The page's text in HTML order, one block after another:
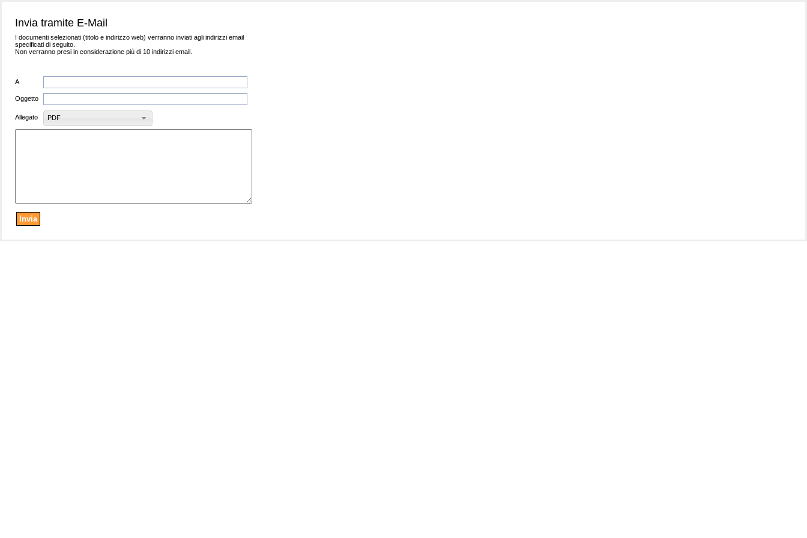
Invia tramite E-Mail
I documenti selezionati (titolo e indirizzo web) verranno inviati agli indirizzi email
specificati di seguito.
Non verranno presi in considerazione più di 10 indirizzi email.
A
Oggetto
Allegato PDF